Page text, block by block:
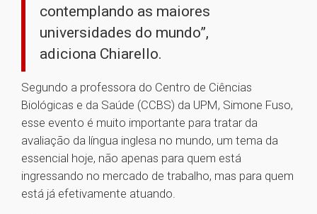
contemplando as maiores
universidades do mundo”,
adiciona Chiarello.
Segundo a professora do Centro de Ciências
Biológicas e da Saúde (CCBS) da UPM, Simone Fuso,
esse evento é muito importante para tratar da
avaliação da língua inglesa no mundo, um tema da
essencial hoje, não apenas para quem está
ingressando no mercado de trabalho, mas para quem
está já efetivamente atuando.